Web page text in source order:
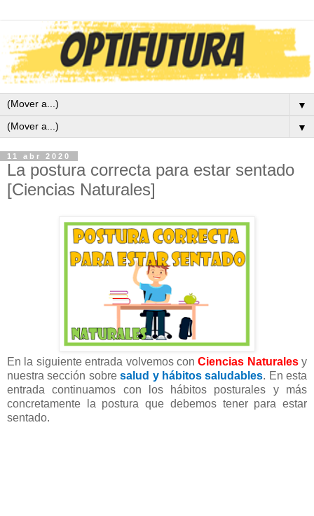
▼
▼
11 abr 2020
La postura correcta para estar sentado
[Ciencias Naturales]
En la siguiente entrada volvemos conCiencias Naturalesy
nuestra sección sobresalud y hábitos saludables. En esta
entrada continuamos con los hábitos posturales y más
concretamente la postura que debemos tener para estar
sentado.